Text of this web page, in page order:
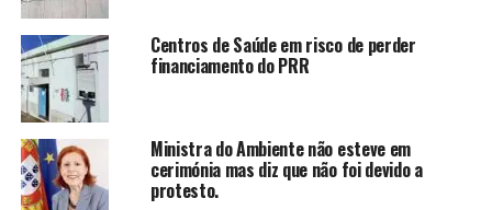
Centros de Saúde em risco de perder
financiamento do PRR
Ministra do Ambiente não esteve em
cerimónia mas diz que não foi devido a
protesto.